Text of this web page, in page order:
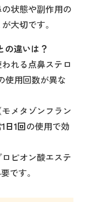
状態や副作用の
大切です。
の違いは？
れる点鼻ステロ
使用回数が異な
モメタゾンフラン
1日1回の使用で効
ロピオン酸エステ
です。